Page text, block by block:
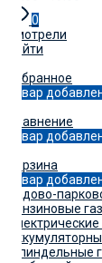
0
Смотрели
Войти
Избранное
Товар
Сравнение
Товар
Корзина
Товар
Садово-
Бензиновые
Шпиндельные